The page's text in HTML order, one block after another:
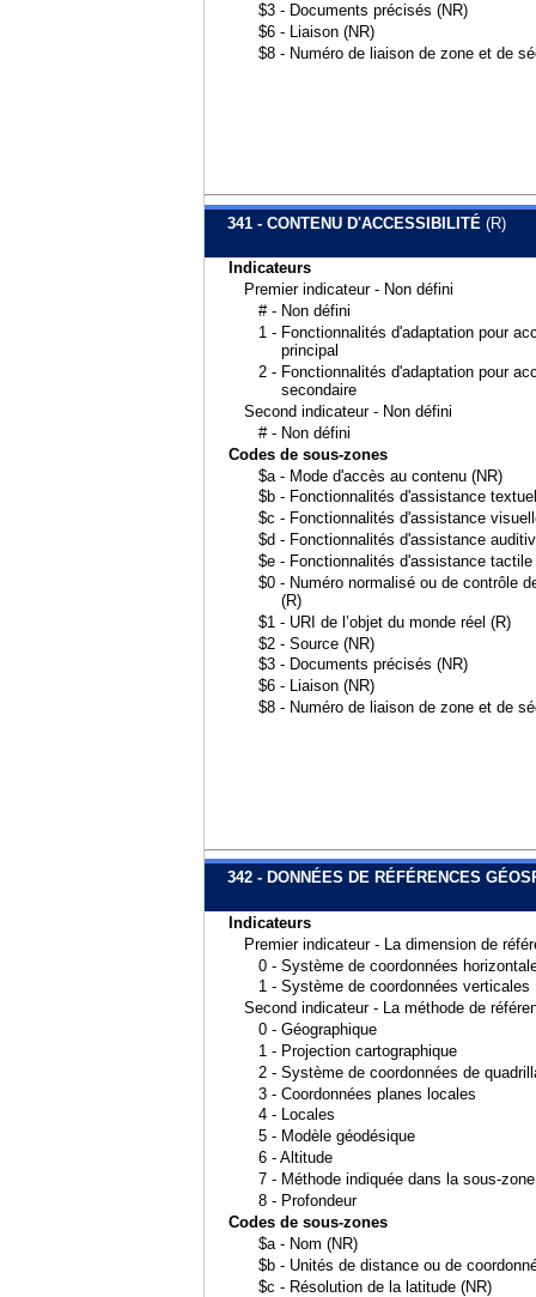
$3 - Documents précisés (NR)
$6 - Liaison (NR)
$8 - Numéro de liaison de zone et de
341 - CONTENU D'ACCESSIBILITÉ (R)
Indicateurs
Premier indicateur - Non défini
# - Non défini
1 - Fonctionnalités d'adaptation pour
principal
2 - Fonctionnalités d'adaptation pour
secondaire
Second indicateur - Non défini
# - Non défini
Codes de sous-zones
$a - Mode d'accès au contenu (NR)
$b - Fonctionnalités d'assistance
$c - Fonctionnalités d'assistance
$d - Fonctionnalités d'assistance
$e - Fonctionnalités d'assistance tactile
$0 - Numéro normalisé ou de contrôle
(R)
$1 - URI de l’objet du monde réel (R)
$2 - Source (NR)
$3 - Documents précisés (NR)
$6 - Liaison (NR)
$8 - Numéro de liaison de zone et de
342 - DONNÉES DE RÉFÉRENCES
Indicateurs
Premier indicateur - La dimension de
0 - Système de coordonnées
1 - Système de coordonnées verticales
Second indicateur - La méthode de
0 - Géographique
1 - Projection cartographique
2 - Système de coordonnées de
3 - Coordonnées planes locales
4 - Locales
5 - Modèle géodésique
6 - Altitude
7 - Méthode indiquée dans la sous-
8 - Profondeur
Codes de sous-zones
$a - Nom (NR)
$b - Unités de distance ou de
$c - Résolution de la latitude (NR)